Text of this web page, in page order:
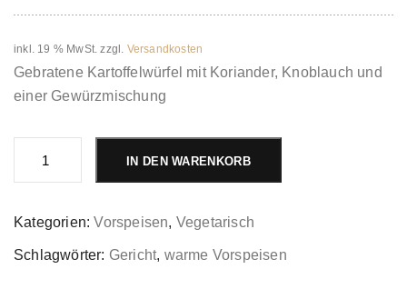
inkl. 19 % MwSt. zzgl. Versandkosten
Gebratene Kartoffelwürfel mit Koriander, Knoblauch und
einer Gewürzmischung
Harra
IN DEN WARENKORB
Kategorien:Vorspeisen, Vegetarisch
Schlagwörter: Gericht, warme Vorspeisen